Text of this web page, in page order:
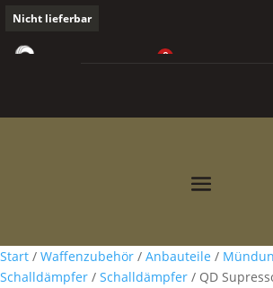
0
Nicht lieferbar
Start / Waffenzubehör / Anbauteile /
Schalldämpfer / Schalldämpfer / QD